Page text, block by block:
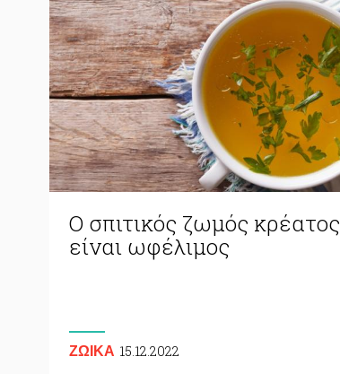
Ο σπιτικός ζωμός κρέατος
είναι ωφέλιμος
ΖΩΙΚA 15.12.2022